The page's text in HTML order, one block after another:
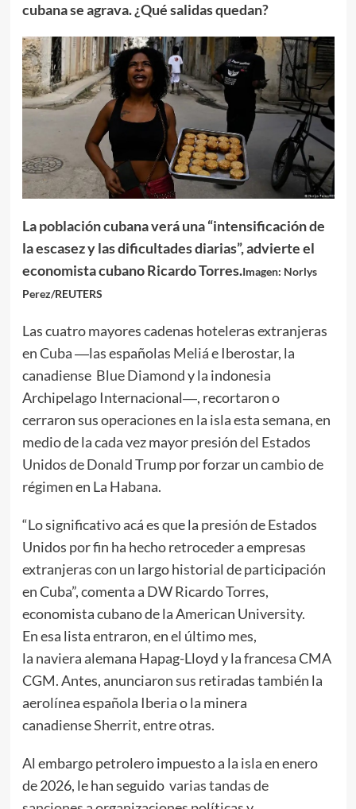
cubana se agrava. ¿Qué salidas quedan?
La población cubana verá una “intensificación de
la escasez y las dificultades diarias”, advierte el
economista cubano Ricardo Torres.Imagen: Norlys
Perez/REUTERS
Las cuatro mayores cadenas hoteleras extranjeras
enCuba―las españolas Meliáe Iberostar, la
canadiense Blue Diamondy la indonesia
Archipelago Internacional―, recortaron o
cerraron sus operaciones en la isla esta semana, en
medio de la cada vez mayor presión del Estados
UnidosdeDonald Trumppor forzar un cambio de
régimen en La Habana.
“Lo significativo acá es que la presión de Estados
Unidos por fin ha hecho retroceder a empresas
extranjeras con un largo historial de participación
en Cuba”, comenta a DW Ricardo Torres,
economista cubano de la American University.
En esa lista entraron, en el último mes,
la naviera alemana Hapag-Lloyd y la francesa CMA
CGM. Antes, anunciaron sus retiradas también la
aerolínea española Iberiao la minera
canadienseSherrit, entre otras.
Al embargo petrolero impuesto a la isla en enero
de 2026, le han seguido varias tandas de